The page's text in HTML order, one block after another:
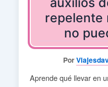
repelente
no
Por
Aprende qué llevar en